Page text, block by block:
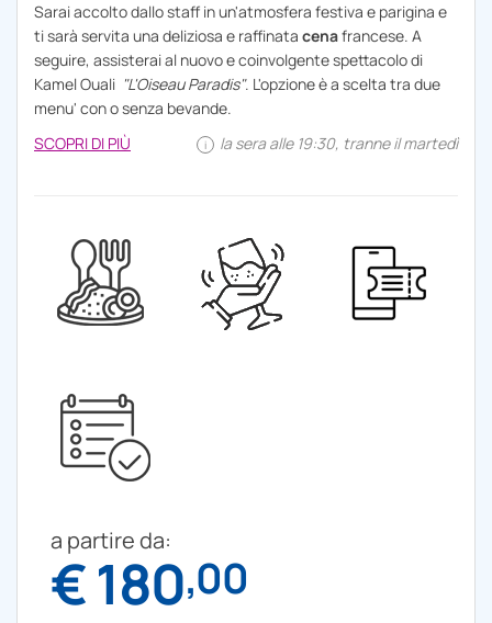
Sarai accolto dallo staff in un'atmosfera festiva e parigina e
ti sarà servita una deliziosa e raffinata cenafrancese. A
seguire, assisterai al nuovo e coinvolgente spettacolo di
Kamel Ouali "L'Oiseau Paradis". L'opzione è a scelta tra due
menu' con o senza bevande.
SCOPRI DI PIÙ
i la sera alle 19:30, tranne il martedì
a partire da:
€ 180,00